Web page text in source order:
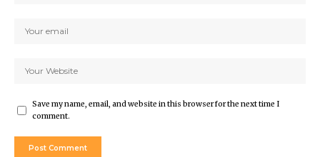
Save my name, email, and website in this browser for the next time I
comment.